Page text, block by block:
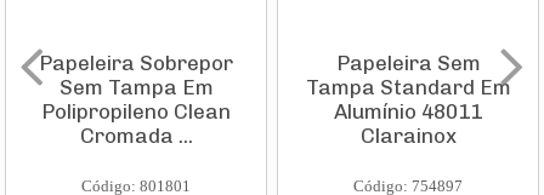
Papeleira Sobrepor
Sem Tampa Em
Polipropileno Clean
Cromada ...
Código: 801801
Papeleira Sem
Tampa Standard Em
Alumínio 48011
Clarainox
Código: 754897